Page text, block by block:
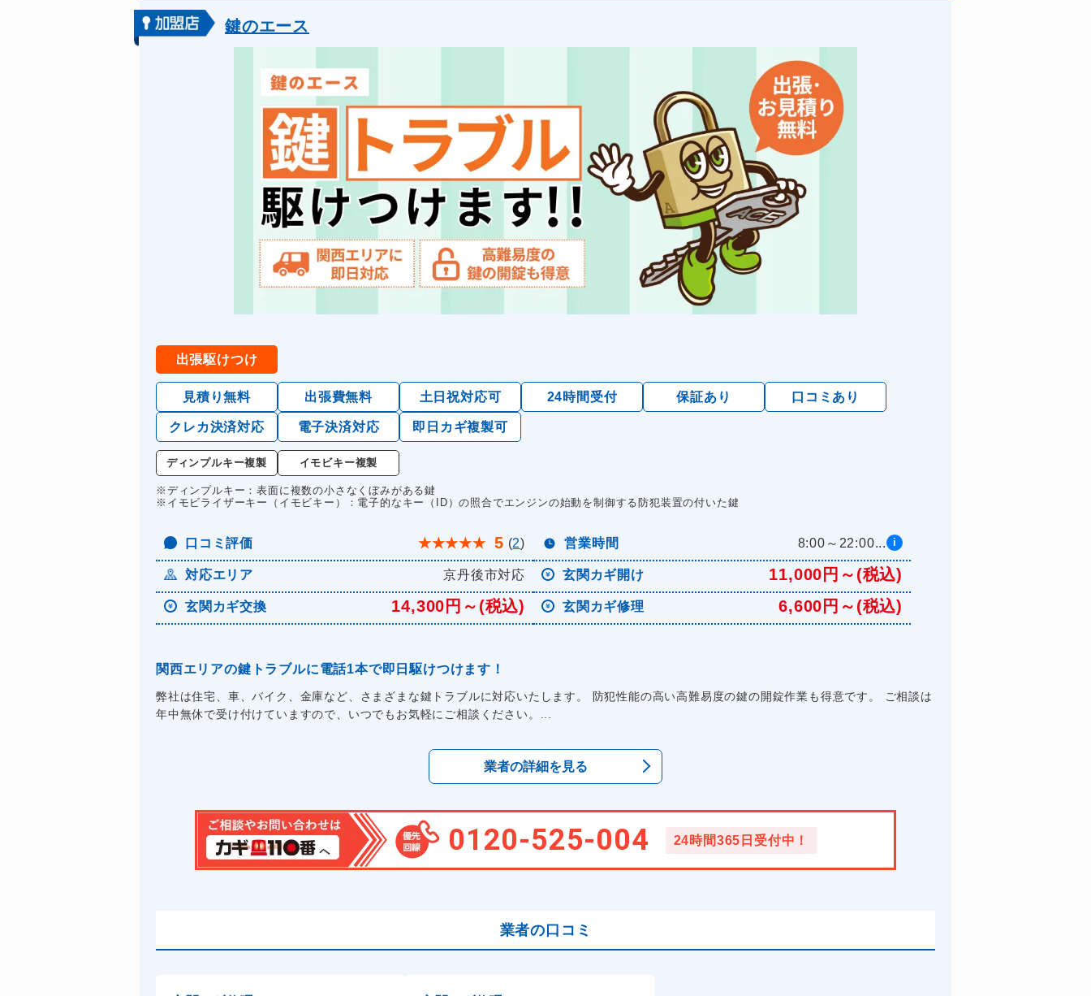
鍵のエース
出張駆けつけ
見積り無料 出張費無料 土日祝対応可 24時間受付 保証あり 口コミあり
クレカ決済対応 電子決済対応 即日カギ複製可
ディンプルキー複製 イモビキー複製
※ディンプルキー：表面に複数の小さなくぼみがある鍵
※イモビライザーキー（イモビキー）：電子的なキー（ID）の照合でエンジンの始動を制御する防犯装置の付いた鍵
口コミ評価 ★★★★★ 5 (2) 営業時間 8:00～22:00... i
対応エリア 京丹後市対応 玄関カギ開け 11,000円～(税込)
玄関カギ交換 14,300円～(税込) 玄関カギ修理 6,600円～(税込)
関西エリアの鍵トラブルに電話1本で即日駆けつけます！
弊社は住宅、車、バイク、金庫など、さまざまな鍵トラブルに対応いたします。 防犯性能の高い高難易度の鍵の開錠作業も得意です。 ご相談は
年中無休で受け付けていますので、いつでもお気軽にご相談ください。...
業者の詳細を見る
0120-525-004 24時間365日受付中！
業者の口コミ